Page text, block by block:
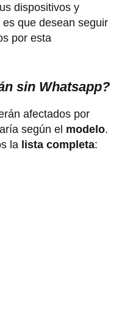
dispositivos y
que desean seguir
por esta
sin Whatsapp?
afectados por
según el modelo.
la lista completa: